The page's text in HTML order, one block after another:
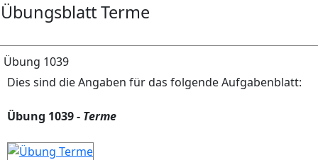
Übungsblatt Terme
Übung 1039
Dies sind die Angaben für das folgende Aufgabenblatt:
Übung 1039 - Terme